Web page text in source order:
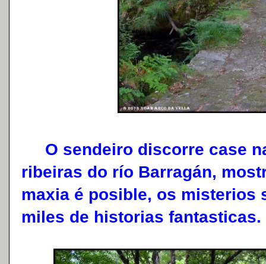
O sendeiro discorre case
ribeiras do río Barragán,
maxia é posible, os misterios
miles de historias fantasticas.